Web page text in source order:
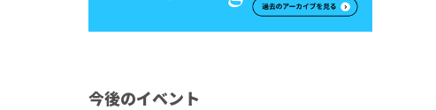
今後のイベント